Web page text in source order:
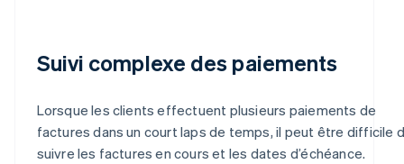
Suivi complexe des paiements
Lorsque les clients effectuent plusieurs paiements de
factures dans un court laps de temps, il peut être difficile
suivre les factures en cours et les dates d’échéance.